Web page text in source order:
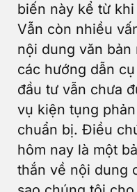
biến này kể từ
Vẫn còn nhiều
nội dung văn bản
các hướng dẫn
đầu tư vẫn chưa
vụ kiện tụng
chuẩn bị. Điều
hôm nay là một
thắn về nội dung